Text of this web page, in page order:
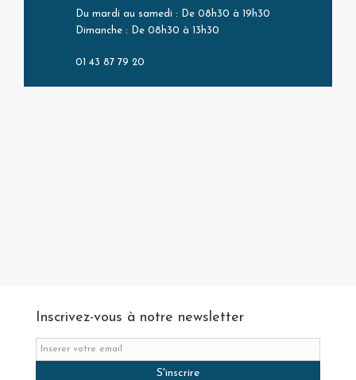
Du mardi au samedi : De 08h30 à 19h30
Dimanche : De 08h30 à 13h30
01 43 87 79 20
Inscrivez-vous à notre newsletter
S'inscrire